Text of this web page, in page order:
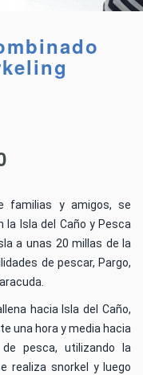
familias y amigos, se
Isla del Caño y Pesca
a unas 20 millas de la
de pescar, Pargo,
hacia Isla del Caño,
una hora y media hacia
pesca, utilizando la
realiza snorkel y luego